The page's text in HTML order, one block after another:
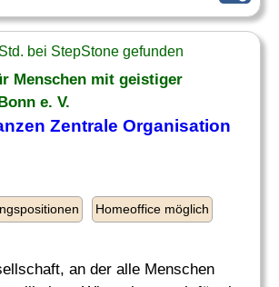
bei StepStone gefunden
Menschen mit geistiger
e. V.
Zentrale Organisation
Homeoffice möglich
an der alle Menschen